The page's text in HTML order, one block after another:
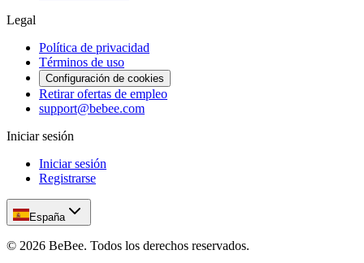
Legal
Política de privacidad
Términos de uso
Configuración de cookies
Retirar ofertas de empleo
support@bebee.com
Iniciar sesión
Iniciar sesión
Registrarse
España
© 2026 BeBee. Todos los derechos reservados.